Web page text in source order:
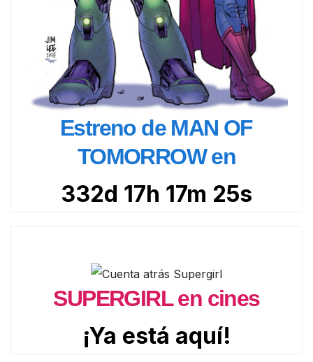
Estreno de MAN OF
TOMORROW en
332d 17h 17m 24s
SUPERGIRL en cines
¡Ya está aquí!